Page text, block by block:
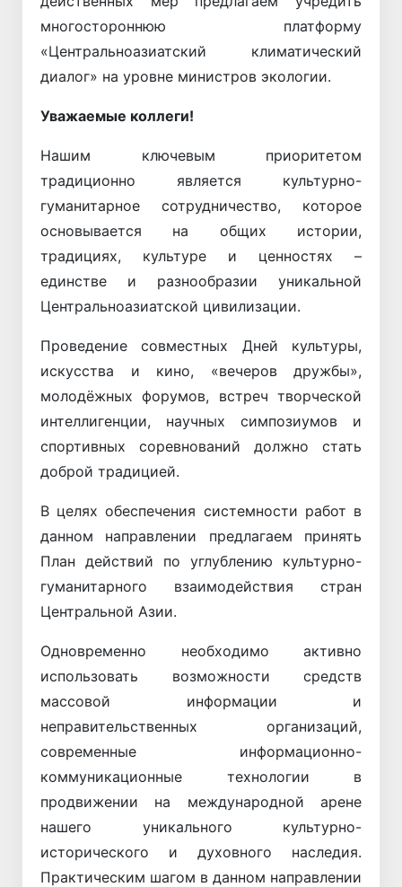
многостороннюю платформу
«Центральноазиатский климатический
диалог» на уровне министров экологии.
Уважаемые коллеги!
Нашим ключевым приоритетом
традиционно является культурно-
гуманитарное сотрудничество, которое
основывается на общих истории,
традициях, культуре и ценностях –
единстве и разнообразии уникальной
Центральноазиатской цивилизации.
Проведение совместных Дней культуры,
искусства и кино, «вечеров дружбы»,
молодёжных форумов, встреч творческой
интеллигенции, научных симпозиумов и
спортивных соревнований должно стать
доброй традицией.
В целях обеспечения системности работ в
данном направлении предлагаем принять
План действий по углублению культурно-
гуманитарного взаимодействия стран
Центральной Азии.
Одновременно необходимо активно
использовать возможности средств
массовой информации и
неправительственных организаций,
современные информационно-
коммуникационные технологии в
продвижении на международной арене
нашего уникального культурно-
исторического и духовного наследия.
Практическим шагом в данном направлении